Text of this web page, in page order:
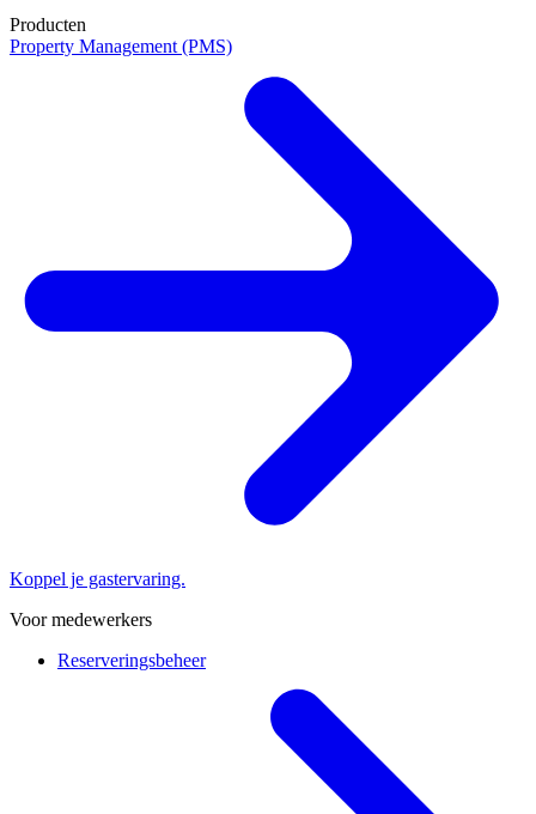
Producten
Property Management (PMS)
Koppel je gastervaring.
Voor medewerkers
Reserveringsbeheer